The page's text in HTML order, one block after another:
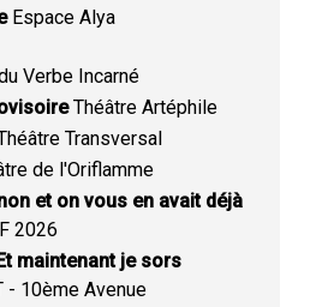
Espace Alya
Verbe Incarné
Théâtre Artéphile
Transversal
de l'Oriflamme
et on vous en avait déjà
2026
maintenant je sors
- 10ème Avenue